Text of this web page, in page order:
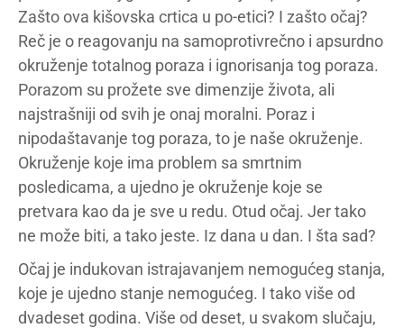
Zašto ova kišovska crtica u po-etici? I zašto očaj?
Reč je o reagovanju na samoprotivrečno i apsurdno
okruženje totalnog poraza i ignorisanja tog poraza.
Porazom su prožete sve dimenzije života, ali
najstrašniji od svih je onaj moralni. Poraz i
nipodaštavanje tog poraza, to je naše okruženje.
Okruženje koje ima problem sa smrtnim
posledicama, a ujedno je okruženje koje se
pretvara kao da je sve u redu. Otud očaj. Jer tako
ne može biti, a tako jeste. Iz dana u dan. I šta sad?
Očaj je indukovan istrajavanjem nemogućeg stanja,
koje je ujedno stanje nemogućeg. I tako više od
dvadeset godina. Više od deset, u svakom slučaju,